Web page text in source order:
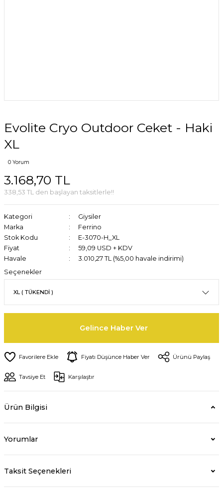
Evolite Cryo Outdoor Ceket - Haki
XL
0 Yorum
3.168,70 TL
338,53 TL den başlayan taksitlerle!!
Kategori
Giysiler
Marka
Ferrino
Stok Kodu
E-3070-H_XL
Fiyat
59,09 USD + KDV
Havale
3.010,27 TL (%5,00 havale indirimi)
Seçenekler
Gelince Haber Ver
Fiyatı Düşünce Haber Ver Ürünü Paylaş
Tavsiye Et Karşılaştır
Ürün Bilgisi
Yorumlar
Taksit Seçenekleri